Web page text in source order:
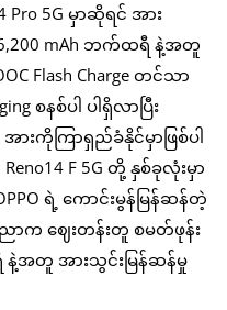
5G မှာဆိုရင် အား
6,200 mAh ဘက်ထရီ နဲ့အတူ
Flash Charge တင်သာ
စနစ်ပါ ပါရှိလာပြီး
းကိုကြာရှည်ခံနိုင်မှာဖြစ်ပါ
Reno14 F 5G တို့ နှစ်ခုလုံးမှာ
ရဲ့ ကောင်းမွန်မြန်ဆန်တဲ့
းပညာက ဈေးတန်းတူ စမတ်ဖုန်း
အတူ အားသွင်းမြန်ဆန်မှု